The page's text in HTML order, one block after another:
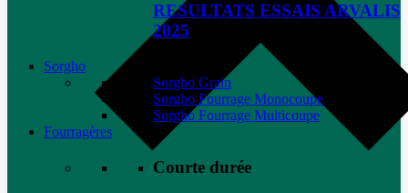
RESULTATS ESSAIS ARVALIS
2025
Sorgho
Sorgho Grain
Sorgho Fourrage Monocoupe
Sorgho Fourrage Multicoupe
Fourragères
Courte durée